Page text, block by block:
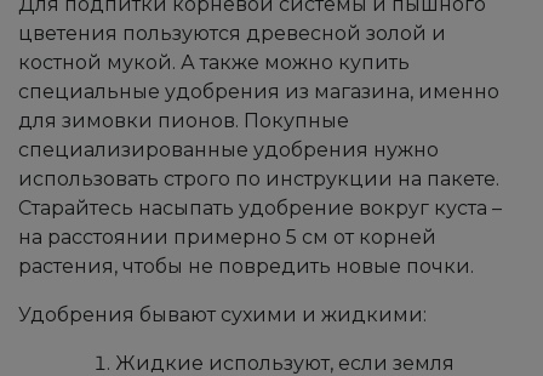
цветения пользуются древесной золой и
костной мукой. А также можно купить
специальные удобрения из магазина, именно
для зимовки пионов. Покупные
специализированные удобрения нужно
использовать строго по инструкции на пакете.
Старайтесь насыпать удобрение вокруг куста –
на расстоянии примерно 5 см от корней
растения, чтобы не повредить новые почки.
Удобрения бывают сухими и жидкими:
Жидкие используют, если земля